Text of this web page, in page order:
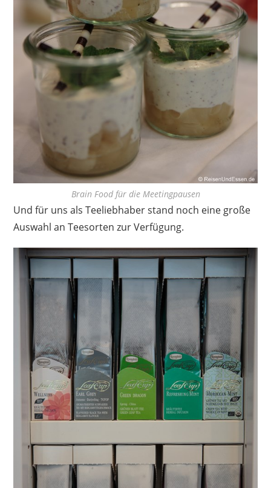
Brain Food für die Meetingpausen
Und für uns als Teeliebhaber stand noch eine große
Auswahl an Teesorten zur Verfügung.